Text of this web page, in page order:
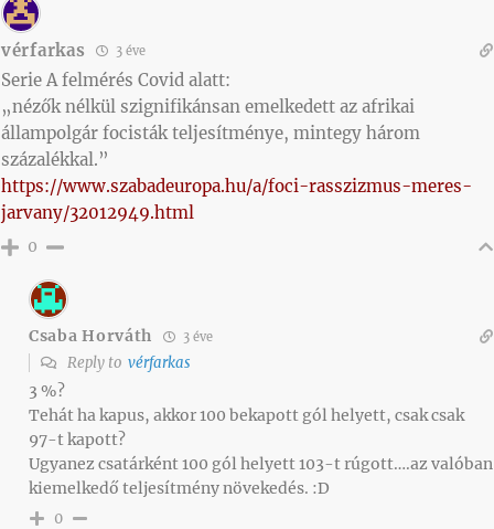
vérfarkas 3 éve
Serie A felmérés Covid alatt:
„nézők nélkül szignifikánsan emelkedett az afrikai
állampolgár focisták teljesítménye, mintegy három
százalékkal.”
https://www.szabadeuropa.hu/a/foci-rasszizmus-meres-
jarvany/32012949.html
0
Csaba Horváth 3 éve
Reply to vérfarkas
3 %?
Tehát ha kapus, akkor 100 bekapott gól helyett, csak csak
97-t kapott?
Ugyanez csatárként 100 gól helyett 103-t rúgott….az valóban
kiemelkedő teljesítmény növekedés. :D
0